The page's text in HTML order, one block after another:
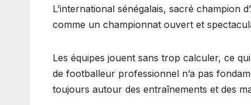
L’international sénégalais, sacré champion
comme un championnat ouvert et
Les équipes jouent sans trop calculer, ce
de footballeur professionnel n’a pas
toujours autour des entraînements et des